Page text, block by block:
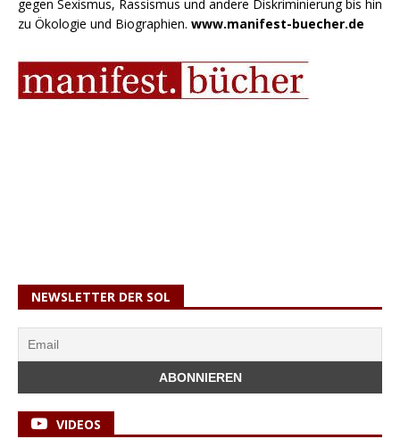
gegen Sexismus, Rassismus und andere Diskriminierung bis hin
zu Ökologie und Biographien. www.manifest-buecher.de
NEWSLETTER DER SOL
VIDEOS